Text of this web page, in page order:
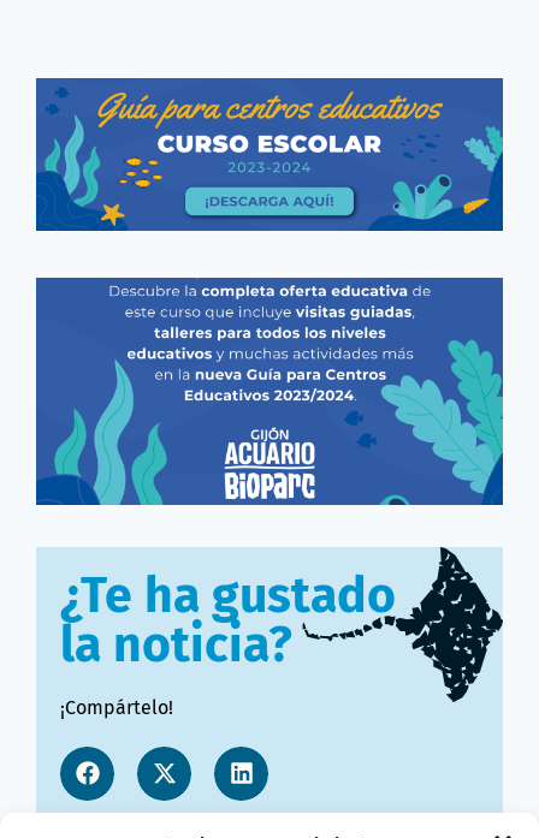
¿Te ha gustado
la noticia?
¡Compártelo!